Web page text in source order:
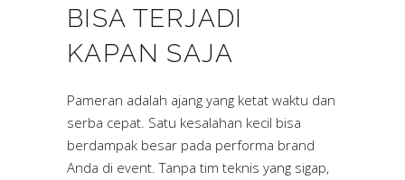
BISA TERJADI
KAPAN SAJA
Pameran adalah ajang yang ketat waktu dan
serba cepat. Satu kesalahan kecil bisa
berdampak besar pada performa brand
Anda di event. Tanpa tim teknis yang sigap,